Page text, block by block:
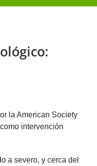
la American Society
intervención
a severo, y cerca del